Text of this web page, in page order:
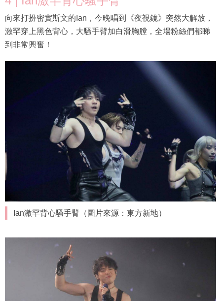
向來打扮密實斯文的Ian，今晚唱到《夜視鏡》突然大解放，
激罕穿上黑色背心，大騷手臂加白滑胸膛，全場粉絲們都睇
到非常興奮！
Ian激罕背心騷手臂（圖片來源：東方新地）